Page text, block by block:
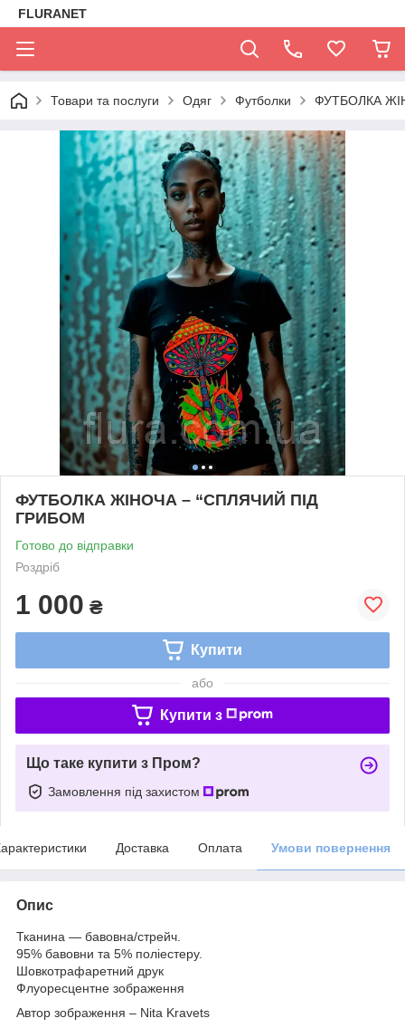
FLURANET
Товари та послуги Одяг Футболки ФУТБОЛКА
ФУТБОЛКА ЖІНОЧА – “СПЛЯЧИЙ ПІД
ГРИБОМ
Готово до відправки
Роздріб
1 000 ₴
Купити
або
Купити з
Що таке купити з Пром?
Замовлення під захистом
Доставка Оплата Умови повернення
Опис
Тканина — бавовна/стрейч.
95% бавовни та 5% поліестеру.
Шовкотрафаретний друк
Флуоресцентне зображення
Автор зображення – Nita Kravets